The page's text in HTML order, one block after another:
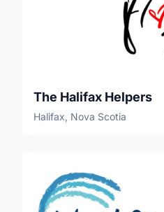
The Halifax Helpers
Halifax, Nova Scotia